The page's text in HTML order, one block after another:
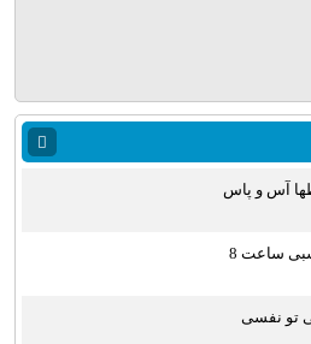
آس و پاس
ساعت 8
تو نفسی